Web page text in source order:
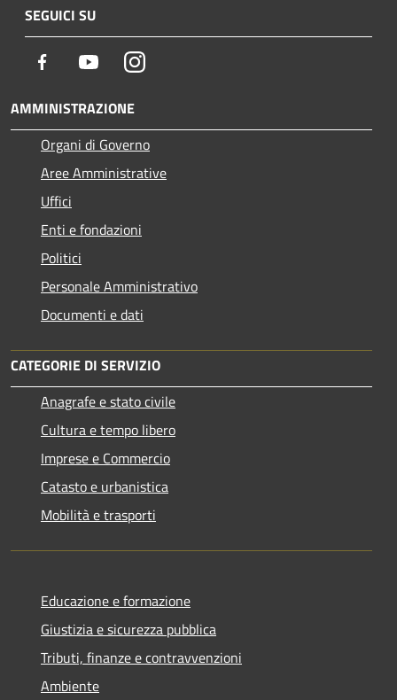
SEGUICI SU
Facebook YoutubeInstagram
AMMINISTRAZIONE
Organi di Governo
Aree Amministrative
Uffici
Enti e fondazioni
Politici
Personale Amministrativo
Documenti e dati
CATEGORIE DI SERVIZIO
Anagrafe e stato civile
Cultura e tempo libero
Imprese e Commercio
Catasto e urbanistica
Mobilità e trasporti
Educazione e formazione
Giustizia e sicurezza pubblica
Tributi, finanze e contravvenzioni
Ambiente